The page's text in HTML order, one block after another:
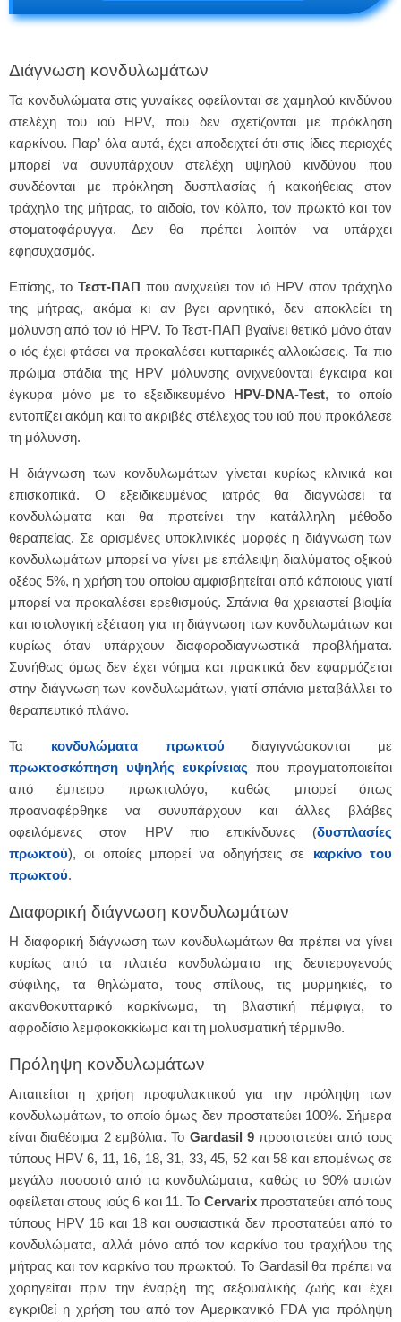
Διάγνωση κονδυλωμάτων
Τα κονδυλώματα στις γυναίκες οφείλονται σε χαμηλού κινδύνου
στελέχη του ιού HPV, που δεν σχετίζονται με πρόκληση
καρκίνου. Παρ’ όλα αυτά, έχει αποδειχτεί ότι στις ίδιες περιοχές
μπορεί να συνυπάρχουν στελέχη υψηλού κινδύνου που
συνδέονται με πρόκληση δυσπλασίας ή κακοήθειας στον
τράχηλο της μήτρας, το αιδοίο, τον κόλπο, τον πρωκτό και τον
στοματοφάρυγγα. Δεν θα πρέπει λοιπόν να υπάρχει
εφησυχασμός.
Επίσης, τοΤεστ-ΠΑΠ που ανιχνεύει τον ιό HPV στον τράχηλο
της μήτρας, ακόμα κι αν βγει αρνητικό, δεν αποκλείει τη
μόλυνση από τον ιό HPV. Το Τεστ-ΠΑΠ βγαίνει θετικό μόνο όταν
ο ιός έχει φτάσει να προκαλέσει κυτταρικές αλλοιώσεις. Τα πιο
πρώιμα στάδια της HPV μόλυνσης ανιχνεύονται έγκαιρα και
έγκυρα μόνο με το εξειδικευμένο HPV-DNA-Test, το οποίο
εντοπίζει ακόμη και το ακριβές στέλεχος του ιού που προκάλεσε
τη μόλυνση.
Η διάγνωση των κονδυλωμάτων γίνεται κυρίως κλινικά και
επισκοπικά. Ο εξειδικευμένος ιατρός θα διαγνώσει τα
κονδυλώματα και θα προτείνει την κατάλληλη μέθοδο
θεραπείας. Σε ορισμένες υποκλινικές μορφές η διάγνωση των
κονδυλωμάτων μπορεί να γίνει με επάλειψη διαλύματος οξικού
οξέος 5%, η χρήση του οποίου αμφισβητείται από κάποιους γιατί
μπορεί να προκαλέσει ερεθισμούς. Σπάνια θα χρειαστεί βιοψία
και ιστολογική εξέταση για τη διάγνωση των κονδυλωμάτων και
κυρίως όταν υπάρχουν διαφοροδιαγνωστικά προβλήματα.
Συνήθως όμως δεν έχει νόημα και πρακτικά δεν εφαρμόζεται
στην διάγνωση των κονδυλωμάτων, γιατί σπάνια μεταβάλλει το
θεραπευτικό πλάνο.
Τα κονδυλώματα πρωκτού διαγιγνώσκονται με
πρωκτοσκόπηση υψηλής ευκρίνειας που πραγματοποιείται
από έμπειρο πρωκτολόγο, καθώς μπορεί όπως
προαναφέρθηκε να συνυπάρχουν και άλλες βλάβες
οφειλόμενες στον HPV πιο επικίνδυνες (δυσπλασίες
πρωκτού), οι οποίες μπορεί να οδηγήσεις σε καρκίνο του
πρωκτού.
Διαφορική διάγνωση κονδυλωμάτων
Η διαφορική διάγνωση των κονδυλωμάτων θα πρέπει να γίνει
κυρίως από τα πλατέα κονδυλώματα της δευτερογενούς
σύφιλης, τα θηλώματα, τους σπίλους, τις μυρμηκιές, το
ακανθοκυτταρικό καρκίνωμα, τη βλαστική πέμφιγα, το
αφροδίσιο λεμφοκοκκίωμα και τη μολυσματική τέρμινθο.
Πρόληψη κονδυλωμάτων
Απαιτείται η χρήση προφυλακτικού για την πρόληψη των
κονδυλωμάτων, το οποίο όμως δεν προστατεύει 100%. Σήμερα
είναι διαθέσιμα 2 εμβόλια. Το Gardasil 9 προστατεύει από τους
τύπους HPV 6, 11, 16, 18, 31, 33, 45, 52 και 58 και επομένως σε
μεγάλο ποσοστό από τα κονδυλώματα, καθώς το 90% αυτών
οφείλεται στους ιούς 6 και 11. Το Cervarixπροστατεύει από τους
τύπους HPV 16 και 18 και ουσιαστικά δεν προστατεύει από το
κονδυλώματα, αλλά μόνο από τον καρκίνο του τραχήλου της
μήτρας και τον καρκίνο του πρωκτού. Το Gardasil θα πρέπει να
χορηγείται πριν την έναρξη της σεξουαλικής ζωής και έχει
εγκριθεί η χρήση του από τον Αμερικανικό FDA για πρόληψη